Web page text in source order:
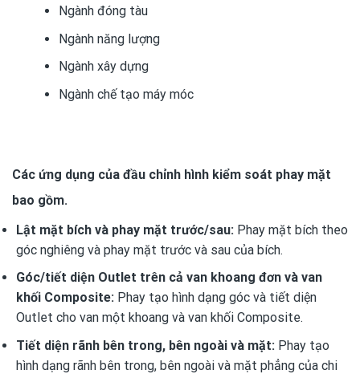
Ngành đóng tàu
Ngành năng lượng
Ngành xây dựng
Ngành chế tạo máy móc
Các ứng dụng của đầu chỉnh hình kiểm soát phay mặt
bao gồm.
Lật mặt bích và phay mặt trước/sau:Phay mặt bích theo
góc nghiêng và phay mặt trước và sau của bích.
Góc/tiết diện Outlet trên cả van khoang đơn và van
khối Composite:Phay tạo hình dạng góc và tiết diện
Outlet cho van một khoang và van khối Composite.
Tiết diện rãnh bên trong, bên ngoài và mặt:Phay tạo
hình dạng rãnh bên trong, bên ngoài và mặt phẳng của chi